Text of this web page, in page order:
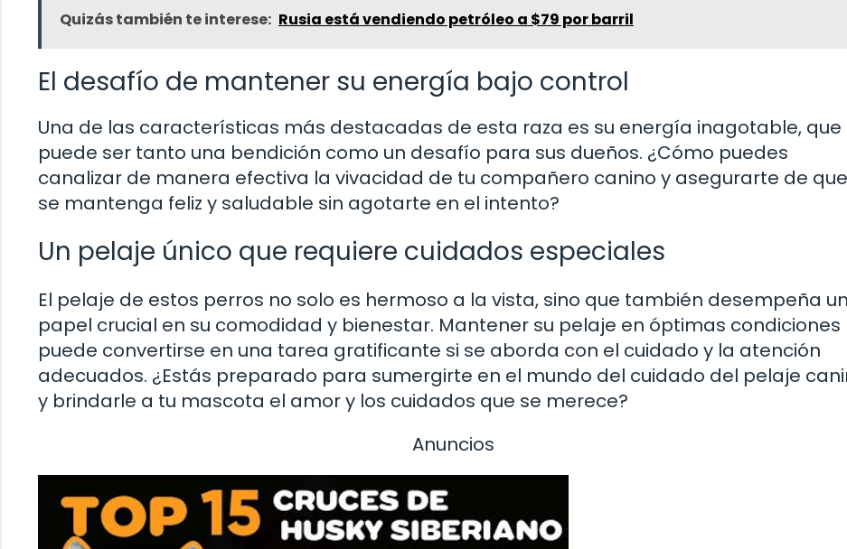
Quizás también te interese: Rusia está vendiendo petróleo a $79 por barril
El desafío de mantener su energía bajo control
Una de las características más destacadas de esta raza es su energía inagotable, que
puede ser tanto una bendición como un desafío para sus dueños. ¿Cómo puedes
canalizar de manera efectiva la vivacidad de tu compañero canino y asegurarte de que
se mantenga feliz y saludable sin agotarte en el intento?
Un pelaje único que requiere cuidados especiales
El pelaje de estos perros no solo es hermoso a la vista, sino que también desempeña un
papel crucial en su comodidad y bienestar. Mantener su pelaje en óptimas condiciones
puede convertirse en una tarea gratificante si se aborda con el cuidado y la atención
adecuados. ¿Estás preparado para sumergirte en el mundo del cuidado del pelaje
y brindarle a tu mascota el amor y los cuidados que se merece?
Anuncios